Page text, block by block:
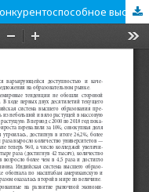
Индия: создавая инклюзивное и конкурентоспособное высшее образование